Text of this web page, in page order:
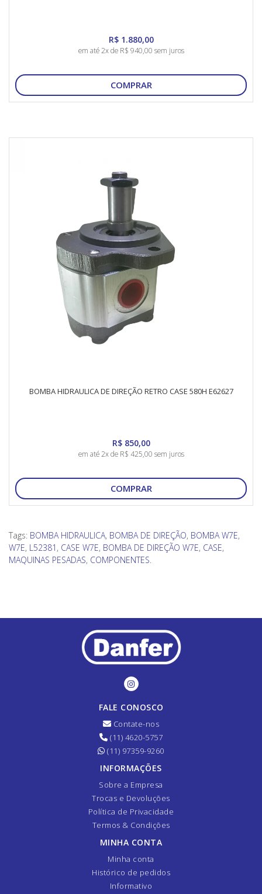
R$ 1.880,00
em até 2x de R$ 940,00 sem juros
COMPRAR
BOMBA HIDRAULICA DE DIREÇÃO RETRO CASE 580H E62627
R$ 850,00
em até 2x de R$ 425,00 sem juros
COMPRAR
Tags: BOMBA HIDRAULICA, BOMBA DE DIREÇÃO, BOMBA W7E,
W7E, L52381 , CASE W7E, BOMBA DE DIREÇÃO W7E, CASE,
MAQUINAS PESADAS, COMPONENTES.
FALE CONOSCO
Contate-nos
(11) 4620-5757
(11) 97359-9260
INFORMAÇÕES
Sobre a Empresa
Trocas e Devoluções
Política de Privacidade
Termos & Condições
MINHA CONTA
Minha conta
Histórico de pedidos
Informativo